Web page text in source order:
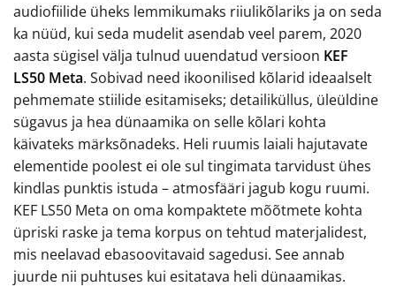
audiofiilide üheks lemmikumaks riiulikõlariks ja on seda
ka nüüd, kui seda mudelit asendab veel parem, 2020
aasta sügisel välja tulnud uuendatud versioon KEF
LS50 Meta. Sobivad need ikoonilised kõlarid ideaalselt
pehmemate stiilide esitamiseks; detailiküllus, üleüldine
sügavus ja hea dünaamika on selle kõlari kohta
käivateks märksõnadeks. Heli ruumis laiali hajutavate
elementide poolest ei ole sul tingimata tarvidust ühes
kindlas punktis istuda – atmosfääri jagub kogu ruumi.
KEF LS50 Meta on oma kompaktete mõõtmete kohta
üpriski raske ja tema korpus on tehtud materjalidest,
mis neelavad ebasoovitavaid sagedusi. See annab
juurde nii puhtuses kui esitatava heli dünaamikas.